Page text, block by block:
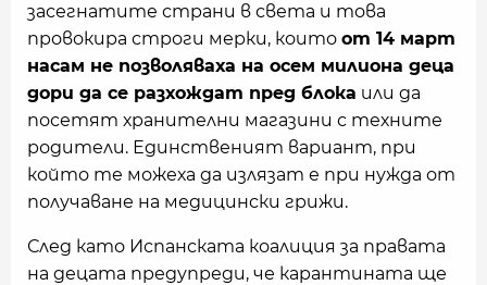
засегнатите страни в света и това
провокира строги мерки, които от 14 март
насам не позволяваха на осем милиона деца
дори да се разхождат пред блока или да
посетят хранителни магазини с техните
родители. Единственият вариант, при
който те можеха да излязат е при нужда от
получаване на медицински грижи.
След като Испанската коалиция за правата
на децата предупреди, че карантината ще